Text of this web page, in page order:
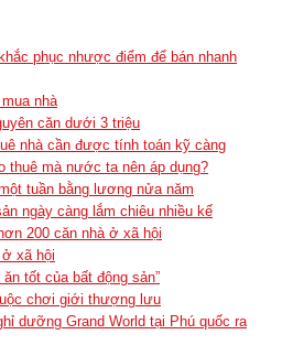
phục nhược điểm để bán nhanh
nhà
căn dưới 3 triệu
nhà cần được tính toán kỹ càng
thuê mà nước ta nên áp dụng?
tuần bằng lương nửa năm
ngày càng lắm chiêu nhiều kế
200 căn nhà ở xã hội
ở xã hội
tốt của bất động sản”
chơi giới thượng lưu
dưỡng Grand World tại Phú quốc ra